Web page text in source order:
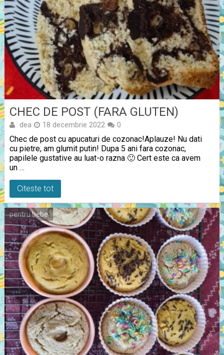
CHEC DE POST (FARA GLUTEN)
dea 18 decembrie 2022 0
Chec de post cu apucaturi de cozonac!Aplauze! Nu dati
cu pietre, am glumit putin! Dupa 5 ani fara cozonac,
papilele gustative au luat-o razna 🙂 Cert este ca avem
un …
Citeste tot
pentru bebe